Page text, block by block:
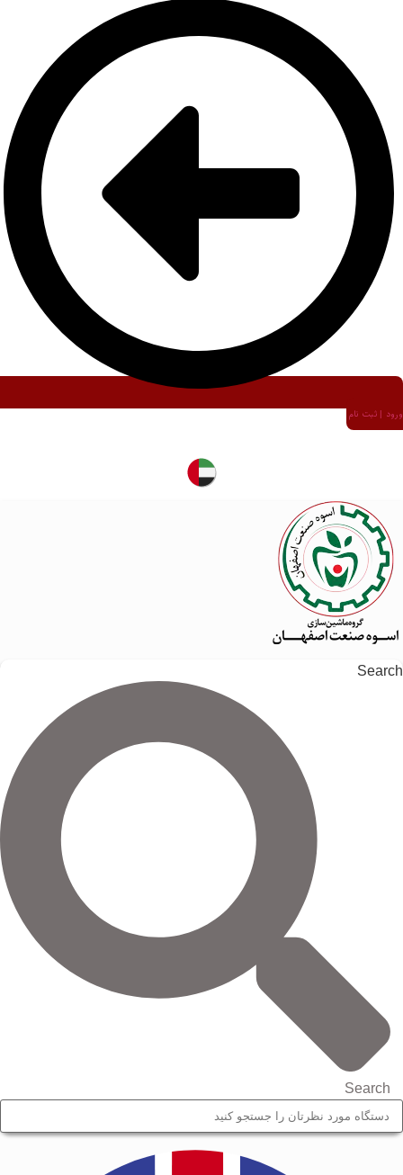
ورود | ثبت نام
Search
Search